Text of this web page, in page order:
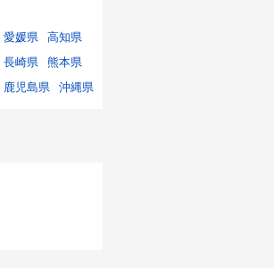
愛媛県
高知県
長崎県
熊本県
鹿児島県 沖縄県